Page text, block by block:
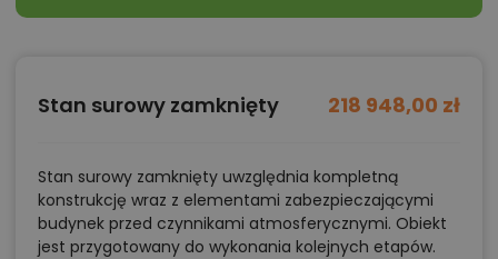
Stan surowy zamknięty 218 948,00 zł
Stan surowy zamknięty uwzględnia kompletną
konstrukcję wraz z elementami zabezpieczającymi
budynek przed czynnikami atmosferycznymi. Obiekt
jest przygotowany do wykonania kolejnych etapów.